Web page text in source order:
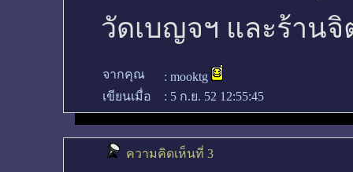
วัดเบญจฯ และร้าน
จากคุณ : mooktg
เขียนเมื่อ
: 5 ก.ย. 52 12:55:45
ความคิดเห็นที่ 3